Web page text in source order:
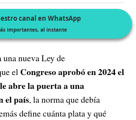
canal en WhatsApp
importantes, al instante
nueva Ley de
el Congreso aprobó en 2024 el
abre la puerta a una
el país, la norma que debía
define cuánta plata y qué